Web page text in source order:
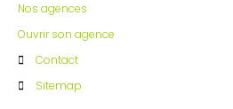
Nos agences
Ouvrir son agence
Contact
Sitemap